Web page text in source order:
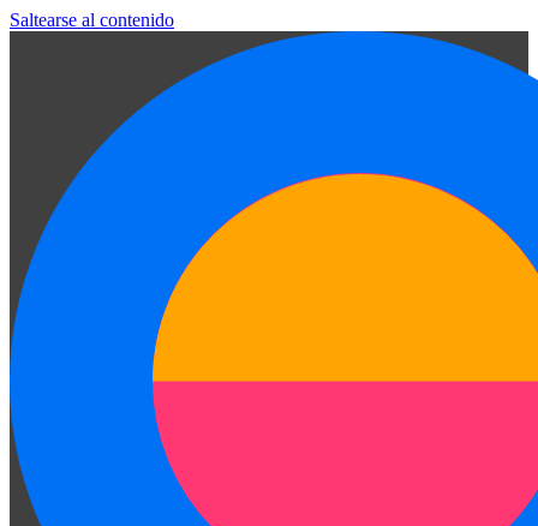
Saltearse al contenido